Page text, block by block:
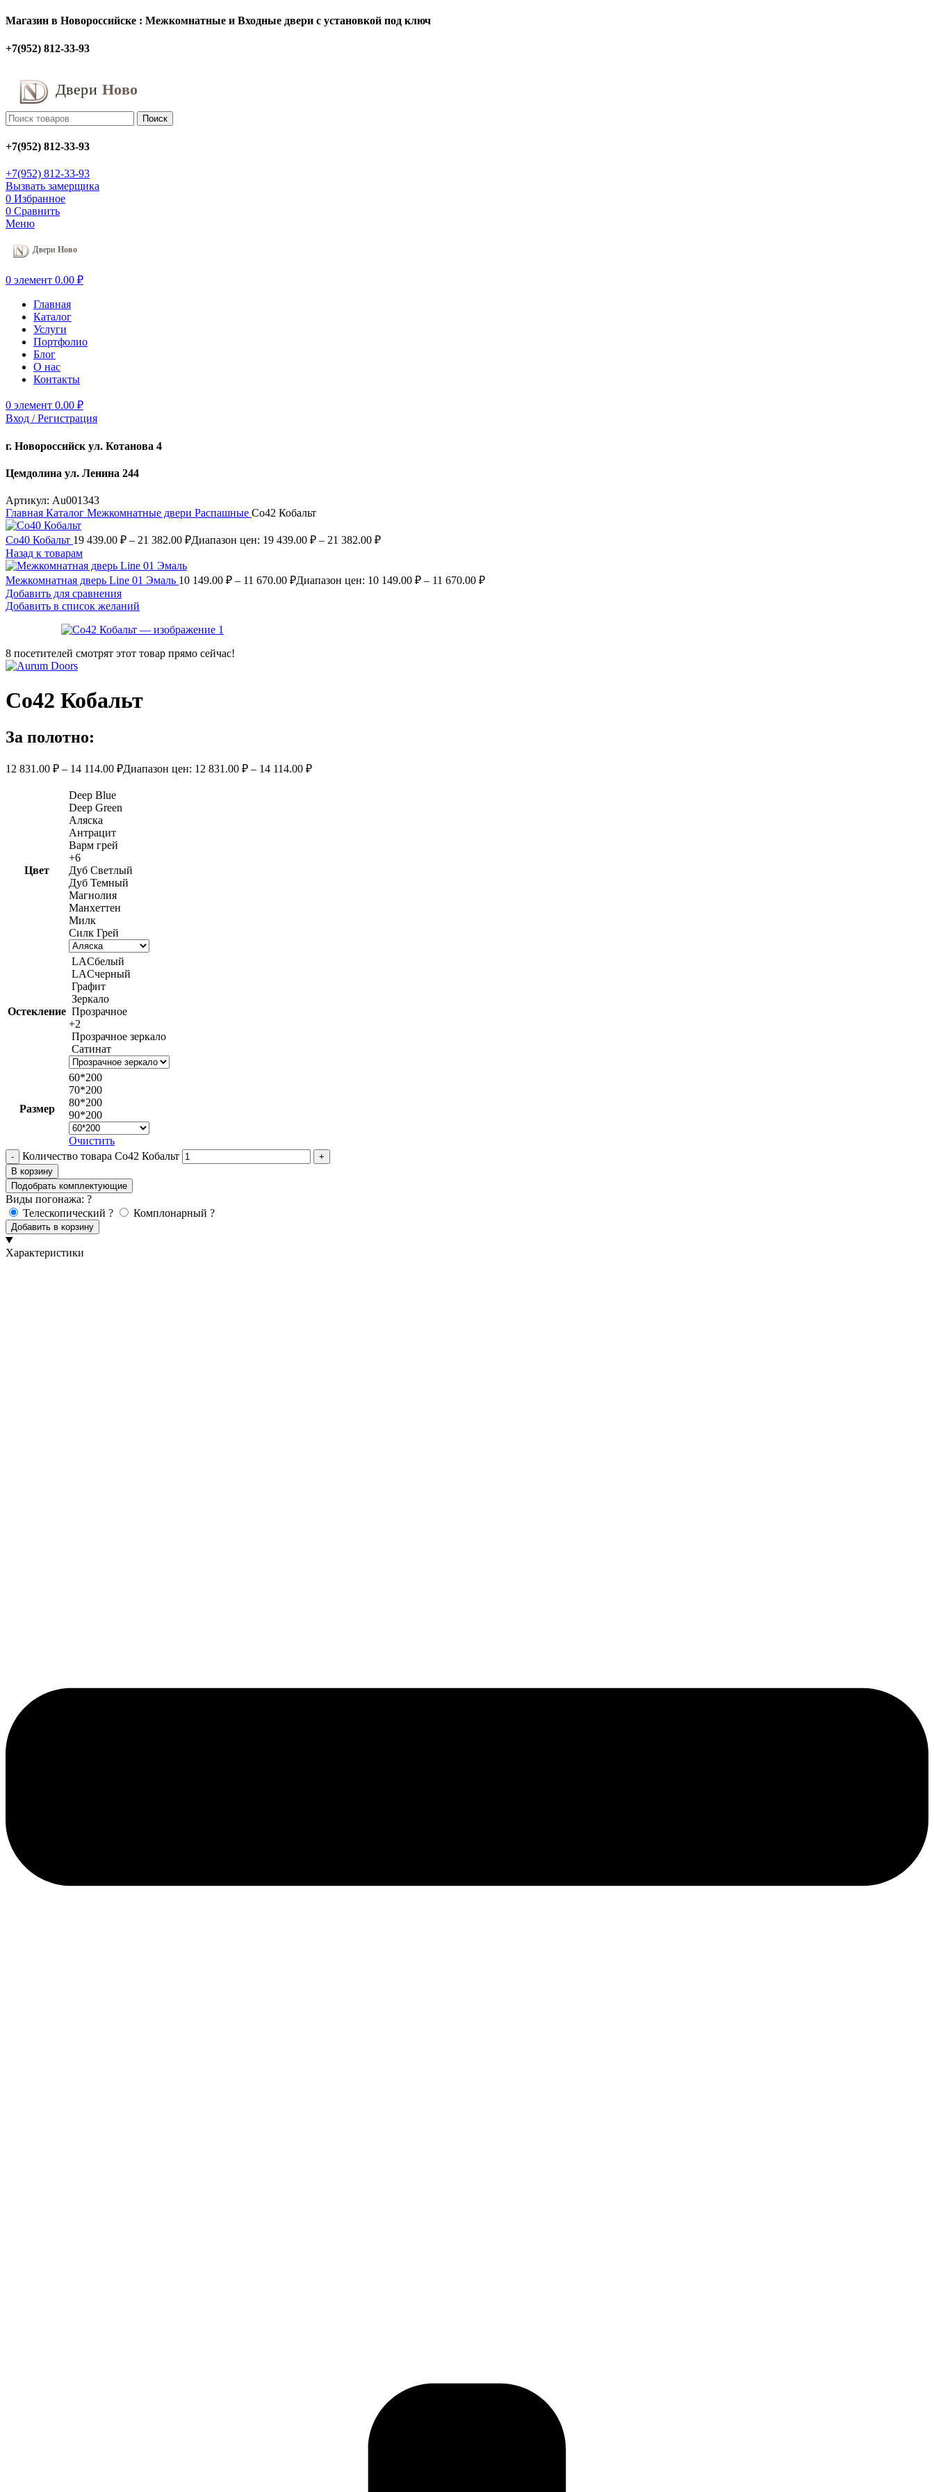
Магазин в Новороссийске : Межкомнатные и Входные двери с установкой под ключ
+7(952) 812-33-93
Поиск
+7(952) 812-33-93
+7(952) 812-33-93
Вызвать замерщика
0 Избранное
0 Сравнить
Меню
0 элемент 0.00 ₽
Главная
Каталог
Услуги
Портфолио
Блог
О нас
Контакты
0 элемент 0.00 ₽
Вход / Регистрация
г. Новороссийск ул. Котанова 4
Цемдолина ул. Ленина 244
Артикул: Au001343
Главная Каталог Межкомнатные двери Распашные Co42 Кобальт
Co40 Кобальт 19 439.00 ₽ – 21 382.00 ₽Диапазон цен: 19 439.00 ₽ – 21 382.00 ₽
Назад к товарам
Межкомнатная дверь Line 01 Эмаль 10 149.00 ₽ – 11 670.00 ₽Диапазон цен: 10 149.00 ₽ – 11 670.00 ₽
Добавить для сравнения
Добавить в список желаний
8 посетителей смотрят этот товар прямо сейчас!
Co42 Кобальт
За полотно:
12 831.00 ₽ – 14 114.00 ₽Диапазон цен: 12 831.00 ₽ – 14 114.00 ₽
Цвет
Deep Blue
Deep Green
Аляска
Антрацит
Варм грей
+6
Дуб Светлый
Дуб Темный
Магнолия
Манхеттен
Милк
Силк Грей
Остекление
LACбелый
LACчерный
Графит
Зеркало
Прозрачное
+2
Прозрачное зеркало
Сатинат
Размер
60*200
70*200
80*200
90*200
Очистить
Количество товара Co42 Кобальт
В корзину
Подобрать комплектующие
Виды погонажа: ?
Телескопический ? Комплонарный ?
Добавить в корзину
Характеристики